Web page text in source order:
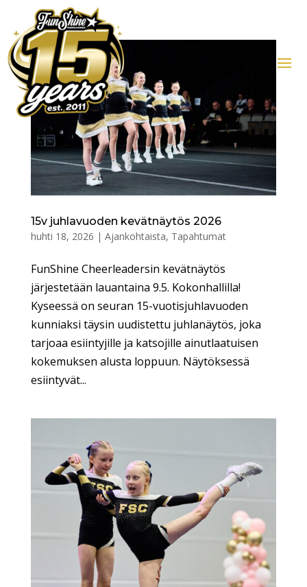
15v juhlavuoden kevätnäytös 2026
huhti 18, 2026 | Ajankohtaista, Tapahtumat
FunShine Cheerleadersin kevätnäytös
järjestetään lauantaina 9.5. Kokonhallilla!
Kyseessä on seuran 15-vuotisjuhlavuoden
kunniaksi täysin uudistettu juhlanäytös, joka
tarjoaa esiintyjille ja katsojille ainutlaatuisen
kokemuksen alusta loppuun. Näytöksessä
esiintyvät...